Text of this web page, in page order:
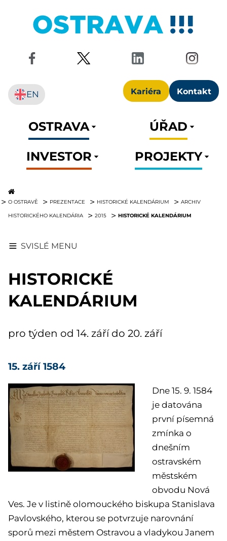
Kariéra Kontakt
EN
OSTRAVA
ÚŘAD
INVESTOR
PROJEKTY
O OSTRAVĚ PREZENTACE HISTORICKÉ KALENDÁRIUM ARCHIV
HISTORICKÉHO KALENDÁRIA 2015 HISTORICKÉ KALENDÁRIUM
SVISLÉ MENU
HISTORICKÉ
KALENDÁRIUM
pro týden od 14. září do 20. září
15. září 1584
Dne 15. 9. 1584
je datována
první písemná
zmínka o
dnešním
ostravském
městském
obvodu Nová
Ves. Je v listině olomouckého biskupa Stanislava
Pavlovského, kterou se potvrzuje narovnání
sporů mezi městem Ostravou a vladykou Janem